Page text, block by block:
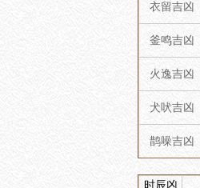
衣留吉凶
釜鸣吉凶
火逸吉凶
犬吠吉凶
鹊噪吉凶
时辰凶